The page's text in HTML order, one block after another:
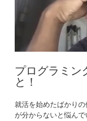
プログラミン
と！
就活を始めたばかり
が分からないと悩ん